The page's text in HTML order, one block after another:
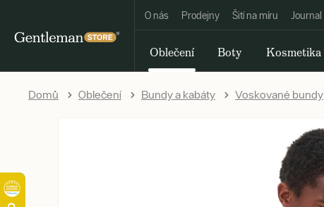
O nás Prodejny Šití na míru Journal
Oblečení Boty Kosmetika
Domů Oblečení Bundy a kabáty Voskované bundy